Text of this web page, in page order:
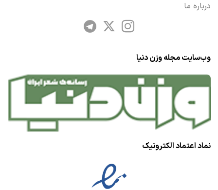
درباره ما
وب‌سایت مجله وزن دنیا
نماد اعتماد الکترونیک